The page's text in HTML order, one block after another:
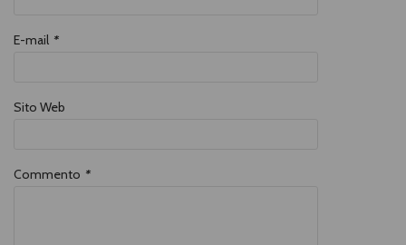
E-mail *
Sito Web
Commento *